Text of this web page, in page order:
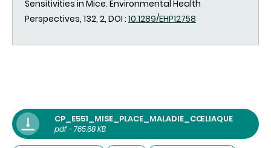
Sensitivities in Mice. Environmental Health
Perspectives, 132, 2, DOI : 10.1289/EHP12758
CP_E551_MISE_PLACE_MALADIE_CŒLIAQUE
pdf - 765.68 KB